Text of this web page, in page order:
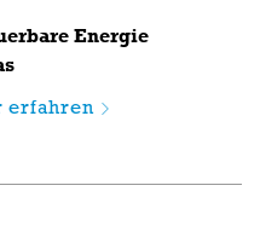
Energie
erfahren